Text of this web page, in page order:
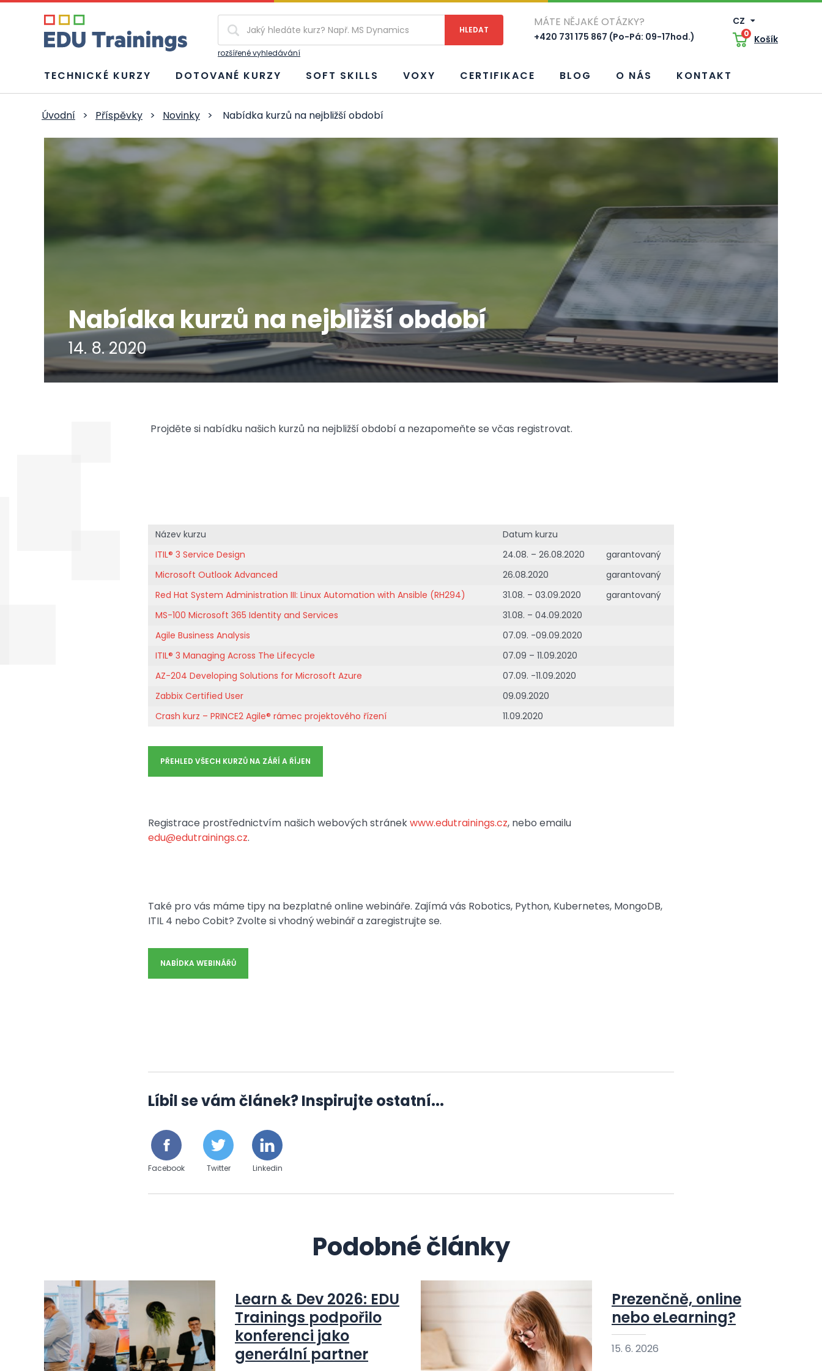
rozšířené vyhledávání
MÁTE NĚJAKÉ OTÁZKY?
+420 731 175 867 (Po-Pá: 09-17hod.)
CZ
0 Košík
TECHNICKÉ KURZY DOTOVANÉ KURZY SOFT SKILLS VOXY CERTIFIKACE BLOG O NÁS KONTAKT
Úvodní > Příspěvky > Novinky > Nabídka kurzů na nejbližší období
Nabídka kurzů na nejbližší období
14. 8. 2020
Projděte si nabídku našich kurzů na nejbližší období a nezapomeňte se včas registrovat.
Název kurzu
Datum kurzu
ITIL® 3 Service Design
24.08. – 26.08.2020
garantovaný
Microsoft Outlook Advanced
26.08.2020
garantovaný
Red Hat System Administration III: Linux Automation with Ansible (RH294)
31.08. – 03.09.2020
garantovaný
MS-100 Microsoft 365 Identity and Services
31.08. – 04.09.2020
Agile Business Analysis
07.09. -09.09.2020
ITIL® 3 Managing Across The Lifecycle
07.09 – 11.09.2020
AZ-204 Developing Solutions for Microsoft Azure
07.09. -11.09.2020
Zabbix Certified User
09.09.2020
Crash kurz – PRINCE2 Agile® rámec projektového řízení
11.09.2020
PŘEHLED VŠECH KURZŮ NA ZÁŘÍ A ŘÍJEN
Registrace prostřednictvím našich webových stránekwww.edutrainings.cz, nebo emailu
edu@edutrainings.cz.
Také pro vás máme tipy na bezplatné online webináře. Zajímá vás Robotics, Python, Kubernetes, MongoDB,
ITIL 4 nebo Cobit? Zvolte si vhodný webinář a zaregistrujte se.
NABÍDKA WEBINÁŘŮ
Líbil se vám článek? Inspirujte ostatní...
Facebook Twitter Linkedin
Podobné články
Learn & Dev 2026: EDU
Trainings podpořilo
konferenci jako
generální partner
Prezenčně, online
nebo eLearning?
15. 6. 2026